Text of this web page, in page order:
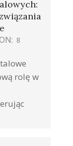
8
rolę w